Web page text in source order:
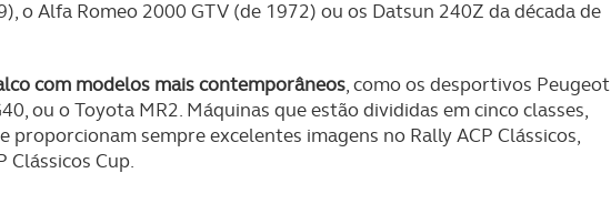
o Alfa Romeo 2000 GTV (de 1972) ou os Datsun 240Z da década de
com modelos mais contemporâneos, como os desportivos Peugeot
ou o Toyota MR2. Máquinas que estão divididas em cinco classes,
proporcionam sempre excelentes imagens no Rally ACP Clássicos,
Clássicos Cup.